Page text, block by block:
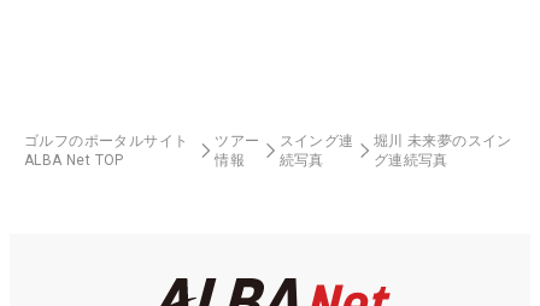
ゴルフのポータルサイト
ALBA Net TOP
ツアー
情報
スイング連
続写真
堀川 未来夢のスイン
グ連続写真